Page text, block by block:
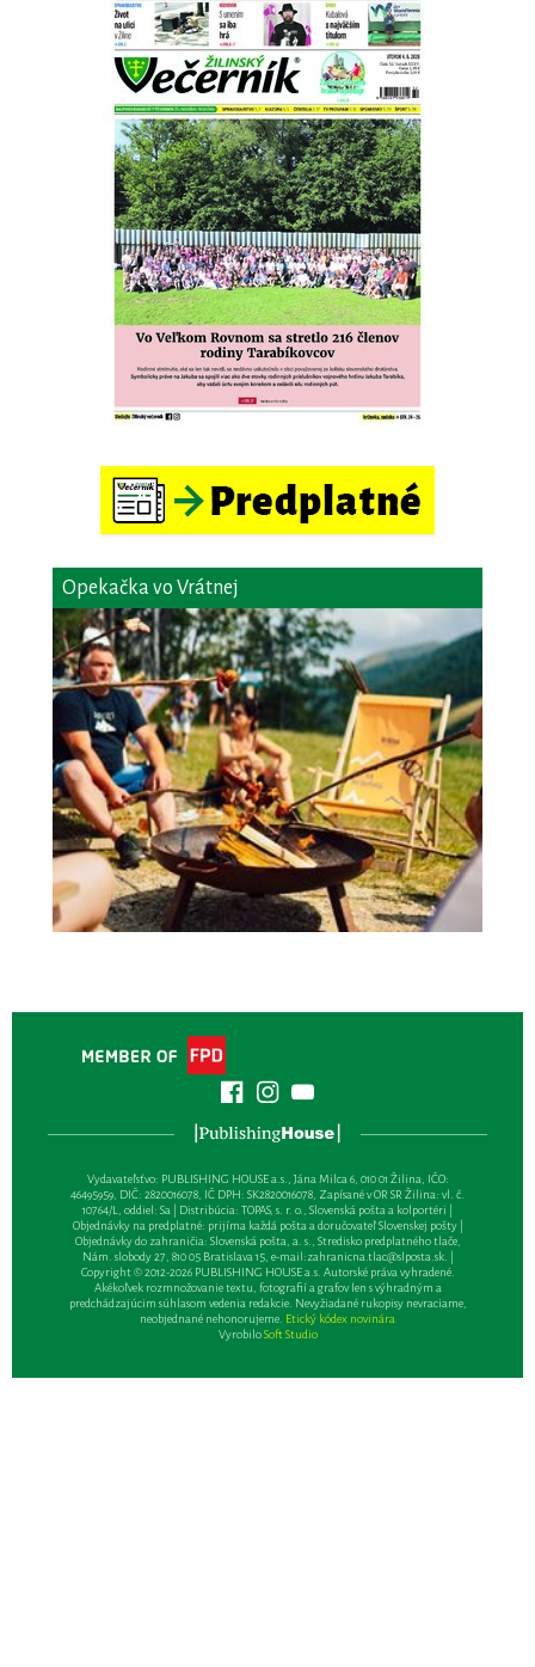
Opekačka vo Vrátnej
Vydavateľsťvo: PUBLISHING HOUSE a.s., Jána Milca 6, 010 01 Žilina, IČO:
46495959, DIČ: 2820016078, IČ DPH: SK2820016078, Zapísané v OR SR Žilina: vl. č.
10764/L, oddiel: Sa | Distribúcia: TOPAS, s. r. o., Slovenská pošta a kolportéri |
Objednávky na predplatné: prijíma každá pošta a doručovateľ Slovenskej pošty |
Objednávky do zahraničia: Slovenská pošta, a. s., Stredisko predplatného tlače,
Nám. slobody 27, 810 05 Bratislava 15, e-mail:zahranicna.tlac@slposta.sk. |
Copyright © 2012-2026 PUBLISHING HOUSE a.s. Autorské práva vyhradené.
Akékoľvek rozmnožovanie textu, fotografií a grafov len s výhradným a
predchádzajúcim súhlasom vedenia redakcie. Nevyžiadané rukopisy nevraciame,
neobjednané nehonorujeme. Etický kódex novinára
VyrobiloSoft Studio